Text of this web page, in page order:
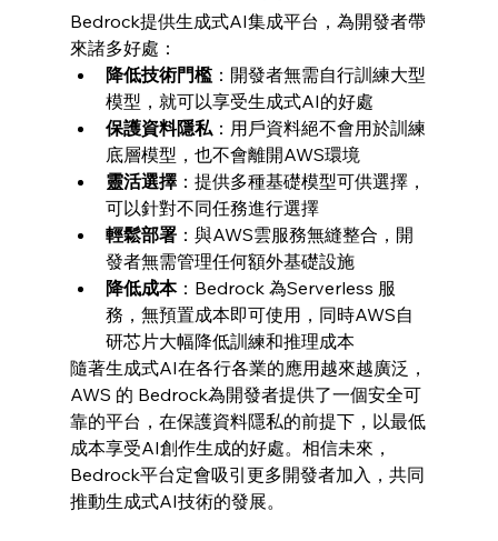
Bedrock提供生成式AI集成平台，為開發者帶
來諸多好處：
降低技術門檻：開發者無需自行訓練大型
模型，就可以享受生成式AI的好處
保護資料隱私：用戶資料絕不會用於訓練
底層模型，也不會離開AWS環境
靈活選擇：提供多種基礎模型可供選擇，
可以針對不同任務進行選擇
輕鬆部署：與AWS雲服務無縫整合，開
發者無需管理任何額外基礎設施
降低成本：Bedrock 為Serverless 服
務，無預置成本即可使用，同時AWS自
研芯片大幅降低訓練和推理成本
隨著生成式AI在各行各業的應用越來越廣泛，
AWS 的 Bedrock為開發者提供了一個安全可
靠的平台，在保護資料隱私的前提下，以最低
成本享受AI創作生成的好處。相信未來，
Bedrock平台定會吸引更多開發者加入，共同
推動生成式AI技術的發展。